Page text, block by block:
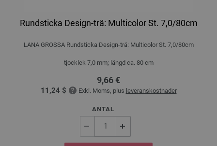
Rundsticka Design-trä: Multicolor St. 7,0/80cm
LANA GROSSA Rundsticka Design-trä: Multicolor St. 7,0/80cm
tjocklek 7,0 mm; längd ca. 80 cm
9,66 €
11,24 $ Exkl. Moms, plus leveranskostnader
ANTAL